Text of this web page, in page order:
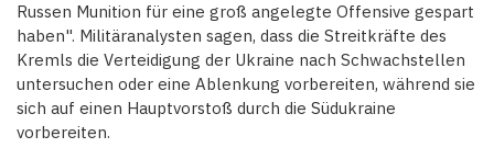
Russen Munition für eine groß angelegte Offensive gespart
haben". Militäranalysten sagen, dass die Streitkräfte des
Kremls die Verteidigung der Ukraine nach Schwachstellen
untersuchen oder eine Ablenkung vorbereiten, während sie
sich auf einen Hauptvorstoß durch die Südukraine
vorbereiten.